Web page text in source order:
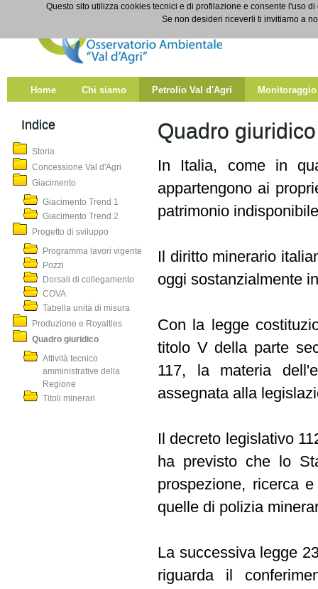
Salta al contenuto
Quadro giuridico
Home Chi siamo Petrolio Val d'Agri Monitoraggio
Indice
Storia
Concessione Val d'Agri
Giacimento
Giacimento Trend 1
Giacimento Trend 2
Progetto di sviluppo
Programma lavori vigente
Pozzi
Dorsali di collegamento
COVA
Tabella unità di misura
Produzione e Royalties
Quadro giuridico
Attività tecnico
amministrative della
Regione
Titoli minerari
Quadro
In Italia, come in
appartengono ai
patrimonio
Il diritto minerario
oggi sostanzialmente
Con la legge
titolo V della parte
117, la materia
assegnata alla
Il decreto legislativo
ha previsto che lo
prospezione, ricerca
quelle di polizia
La successiva legge
riguarda il
Questo sito utilizza cookies tecnici e di profilazione e consente l'uso
Se non desideri riceverli ti invitiamo a